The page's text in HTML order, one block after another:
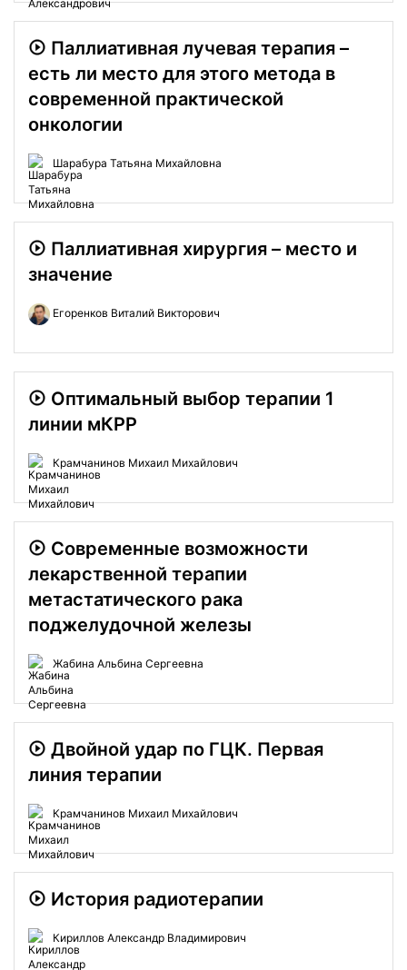
Паллиативная лучевая терапия –
есть ли место для этого метода в
современной практической
онкологии
Шарабура Татьяна Михайловна
Паллиативная хирургия – место и
значение
Егоренков Виталий Викторович
Оптимальный выбор терапии 1
линии мКРР
Крамчанинов Михаил Михайлович
Современные возможности
лекарственной терапии
метастатического рака
поджелудочной железы
Жабина Альбина Сергеевна
Двойной удар по ГЦК. Первая
линия терапии
Крамчанинов Михаил Михайлович
История радиотерапии
Кириллов Александр Владимирович